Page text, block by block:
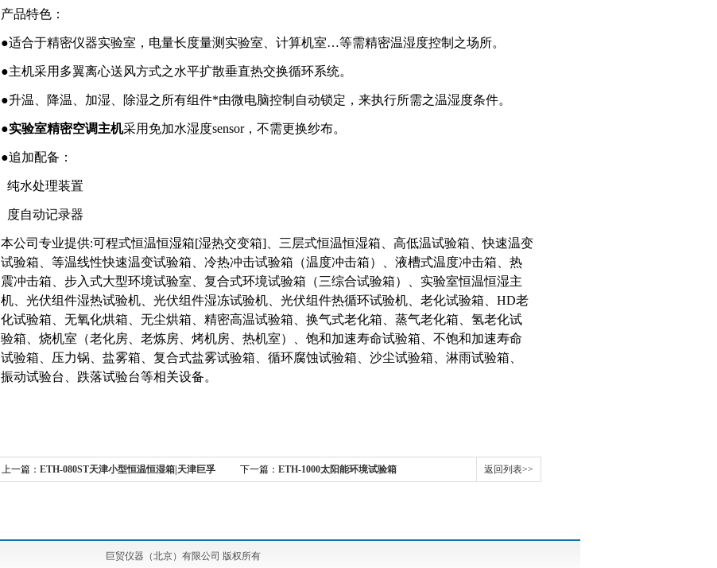
产品特色：
●适合于精密仪器实验室，电量长度量测实验室、计算机室…等需精密温湿度控制之场所。
●主机采用多翼离心送风方式之水平扩散垂直热交换循环系统。
●升温、降温、加湿、除湿之所有组件*由微电脑控制自动锁定，来执行所需之温湿度条件。
●实验室精密空调主机采用免加水湿度sensor，不需更换纱布。
●追加配备：
纯水处理装置
度自动记录器
本公司专业提供:可程式恒温恒湿箱[湿热交变箱]、三层式恒温恒湿箱、高低温试验箱、快速温变
试验箱、等温线性快速温变试验箱、冷热冲击试验箱（温度冲击箱）、液槽式温度冲击箱、热
震冲击箱、步入式大型环境试验室、复合式环境试验箱（三综合试验箱）、实验室恒温恒湿主
机、光伏组件湿热试验机、光伏组件湿冻试验机、光伏组件热循环试验机、老化试验箱、HD老
化试验箱、无氧化烘箱、无尘烘箱、精密高温试验箱、换气式老化箱、蒸气老化箱、氢老化试
验箱、烧机室（老化房、老炼房、烤机房、热机室）、饱和加速寿命试验箱、不饱和加速寿命
试验箱、压力锅、盐雾箱、复合式盐雾试验箱、循环腐蚀试验箱、沙尘试验箱、淋雨试验箱、
振动试验台、跌落试验台等相关设备。
上一篇： ETH-080ST天津小型恒温恒湿箱|天津巨孚 下一篇： ETH-1000太阳能环境试验箱 返回列表>>
巨贸仪器（北京）有限公司 版权所有